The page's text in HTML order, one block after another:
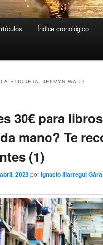
Índice cronológico
ETIQUETA: JESMYN WARD
30€ para
mano? Te
(1)
2023porIgnacio Illarregui